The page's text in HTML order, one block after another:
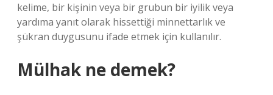
kelime, bir kişinin veya bir grubun bir iyilik veya
yardıma yanıt olarak hissettiği minnettarlık ve
şükran duygusunu ifade etmek için kullanılır.
Mülhak ne demek?